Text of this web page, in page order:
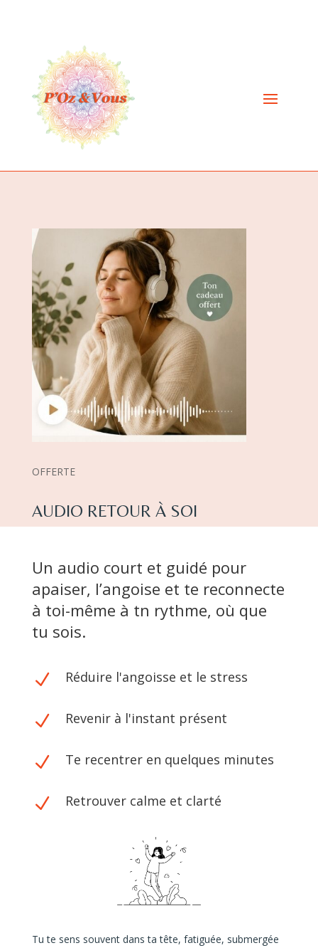
OFFERTE
AUDIO RETOUR À SOI
Un audio court et guidé pour
apaiser, l’angoise et te reconnecte
à toi-même à tn rythme, où que
tu sois.
N Réduire l'angoisse et le stress
N Revenir à l'instant présent
N Te recentrer en quelques minutes
N Retrouver calme et clarté
Tu te sens souvent dans ta tête, fatiguée, submergée